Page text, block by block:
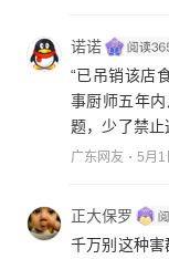
诺诺
“已吊销该店
事厨师五年
题，少了禁止
广东网友 5月1
正大保罗
千万别这种害